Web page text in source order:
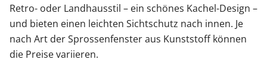
Retro- oder Landhausstil – ein schönes Kachel-Design –
und bieten einen leichten Sichtschutz nach innen. Je
nach Art der Sprossenfenster aus Kunststoff können
die Preise variieren.